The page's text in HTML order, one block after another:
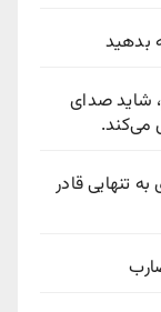
بدهید
شاید صدای
می‌کند.
تنهایی قادر